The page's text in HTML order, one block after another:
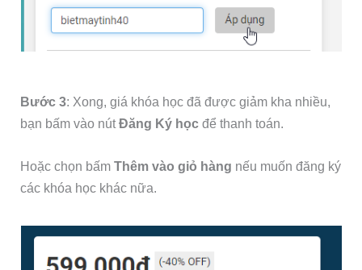
Bước 3: Xong, giá khóa học đã được giảm kha nhiều,
bạn bấm vào nútĐăng Ký học để thanh toán.
Hoặc chọn bấmThêm vào giỏ hàng nếu muốn đăng ký
các khóa học khác nữa.